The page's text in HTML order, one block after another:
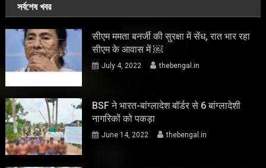
সর্বশেষ খবর
सीएम ममता बनर्जी की सुरक्षा में सेंध, रात भार रहा
सीएम के आवास में ￼
July 4, 2022 thebengal.in
BSF ने भारत-बांग्लादेश बॉर्डर से 6 बांग्लादेशी
नागरिकों को पकड़ा
June 14, 2022 thebengal.in